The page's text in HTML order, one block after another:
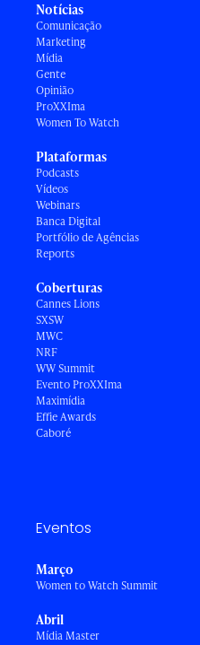
Notícias
Comunicação
Marketing
Mídia
Gente
Opinião
ProXXIma
Women To Watch
Plataformas
Podcasts
Vídeos
Webinars
Banca Digital
Portfólio de Agências
Reports
Coberturas
Cannes Lions
SXSW
MWC
NRF
WW Summit
Evento ProXXIma
Maximídia
Effie Awards
Caboré
Eventos
Março
Women to Watch Summit
Abril
Mídia Master